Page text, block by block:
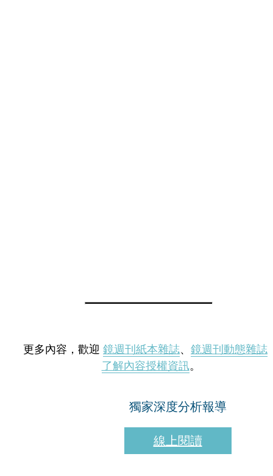
更多內容，歡迎 鏡週刊紙本雜誌、 鏡週刊動態雜誌
了解內容授權資訊。
獨家深度分析報導
線上閱讀